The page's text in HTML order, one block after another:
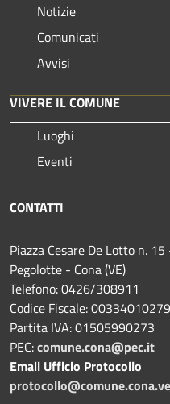
Notizie
Comunicati
Avvisi
VIVERE IL COMUNE
Luoghi
Eventi
CONTATTI
Piazza Cesare De Lotto n.
Pegolotte - Cona (VE)
Telefono: 0426/308911
Codice Fiscale: 00334010279
Partita IVA: 01505990273
PEC:comune.cona@pec.it
Email Ufficio Protocollo